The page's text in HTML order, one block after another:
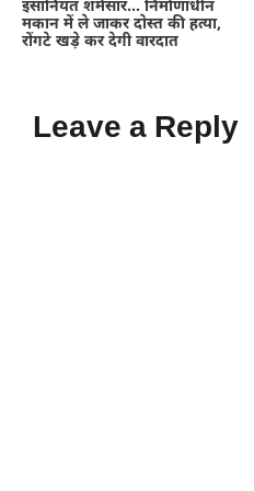
इंसानियत शर्मसार… निर्माणाधीन
मकान में ले जाकर दोस्त की हत्या,
रोंगटे खड़े कर देगी वारदात
Leave a Reply